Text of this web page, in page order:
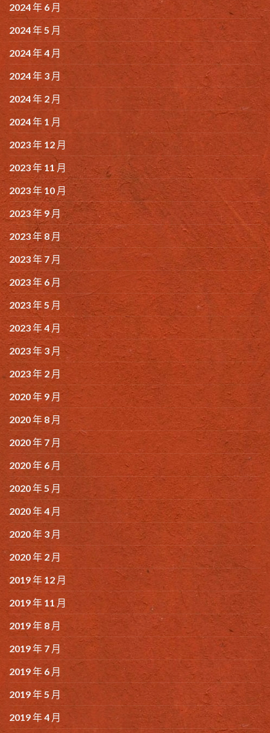
2024 年 6 月
2024 年 5 月
2024 年 4 月
2024 年 3 月
2024 年 2 月
2024 年 1 月
2023 年 12 月
2023 年 11 月
2023 年 10 月
2023 年 9 月
2023 年 8 月
2023 年 7 月
2023 年 6 月
2023 年 5 月
2023 年 4 月
2023 年 3 月
2023 年 2 月
2020 年 9 月
2020 年 8 月
2020 年 7 月
2020 年 6 月
2020 年 5 月
2020 年 4 月
2020 年 3 月
2020 年 2 月
2019 年 12 月
2019 年 11 月
2019 年 8 月
2019 年 7 月
2019 年 6 月
2019 年 5 月
2019 年 4 月